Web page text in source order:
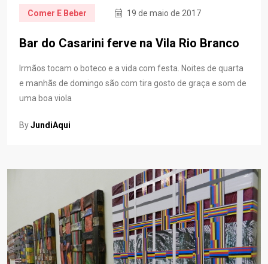
Comer E Beber 19 de maio de 2017
Bar do Casarini ferve na Vila Rio Branco
Irmãos tocam o boteco e a vida com festa. Noites de quarta
e manhãs de domingo são com tira gosto de graça e som de
uma boa viola
ByJundiAqui